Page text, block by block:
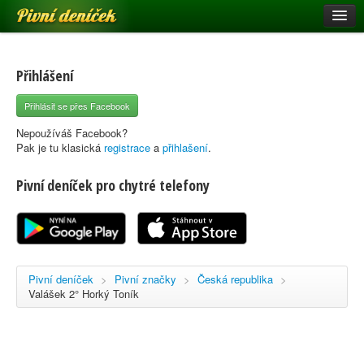
Pivní deníček
Pivní mapa
Pivní značky
Nápověda
Registrace
Přihlášení
Přihlásit se přes Facebook
Nepoužíváš Facebook?
Pak je tu klasická registrace a přihlašení.
Pivní deníček pro chytré telefony
Pivní deníček > Pivní značky > Česká republika >
Valášek 2° Horký Toník